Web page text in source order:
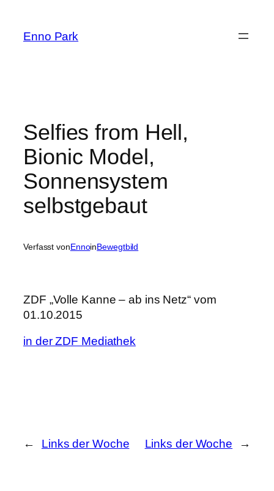
springen
Enno Park
Selfies from Hell,
Bionic Model,
Sonnensystem
selbstgebaut
Verfasst vonEnnoinBewegtbild
ZDF „Volle Kanne – ab ins Netz“ vom
01.10.2015
in der ZDF Mediathek
← Links der Woche Links der Woche →